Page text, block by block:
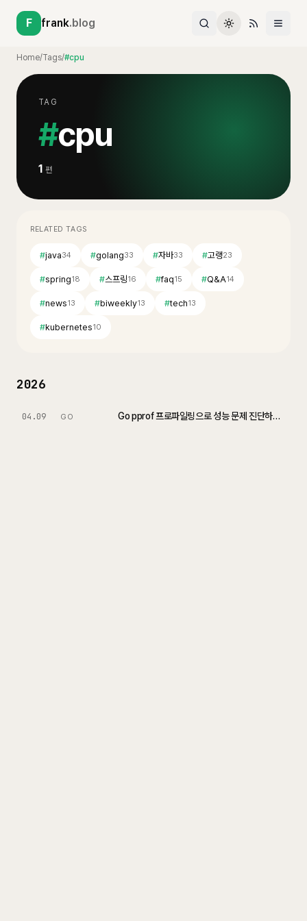
F frank.blog
Home/Tags/#cpu
TAG
#cpu
1 편
RELATED TAGS
#java34 #golang33 #자바33 #고랭23
#spring18 #스프링16 #faq15 #Q&A14
#news13 #biweekly13 #tech13
#kubernetes10
2026
04.09 GO Go pprof 프로파일링으로 성능 문제 진단하기 (Profiling Go Programs with pprof)